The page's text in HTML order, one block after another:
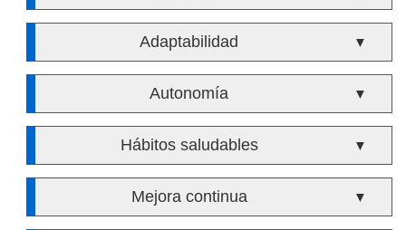
Adaptabilidad ▼
Autonomía ▼
Hábitos saludables ▼
Mejora continua ▼